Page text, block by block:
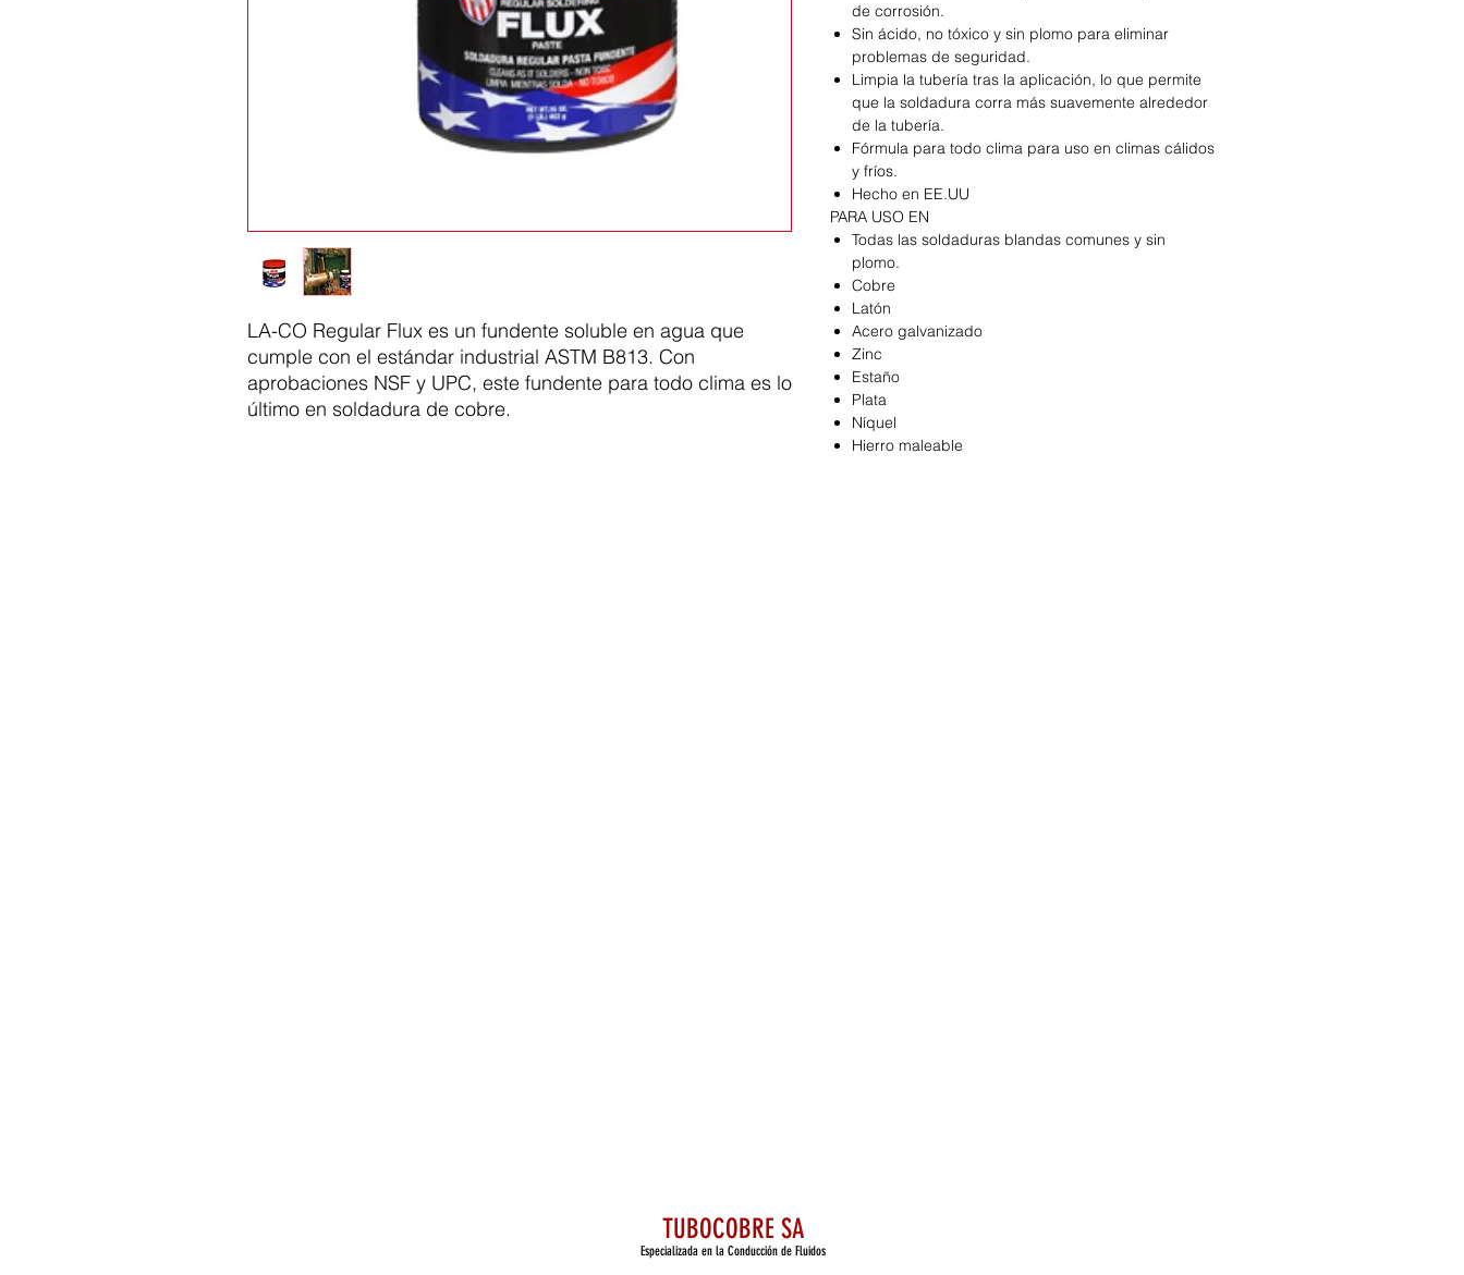
LA-CO Regular Flux es un fundente soluble en agua que
cumple con el estándar industrial ASTM B813. Con
aprobaciones NSF y UPC, este fundente para todo clima es lo
último en soldadura de cobre.
de corrosión.
Sin ácido, no tóxico y sin plomo para eliminar
problemas de seguridad.
Limpia la tubería tras la aplicación, lo que permite
que la soldadura corra más suavemente alrededor
de la tubería.
Fórmula para todo clima para uso en climas cálidos
y fríos.
Hecho en EE.UU
PARA USO EN
Todas las soldaduras blandas comunes y sin
plomo.
Cobre
Latón
Acero galvanizado
Zinc
Estaño
Plata
Níquel
Hierro maleable
TUBOCOBRE SA
Especializada en la Conducción de Fluidos